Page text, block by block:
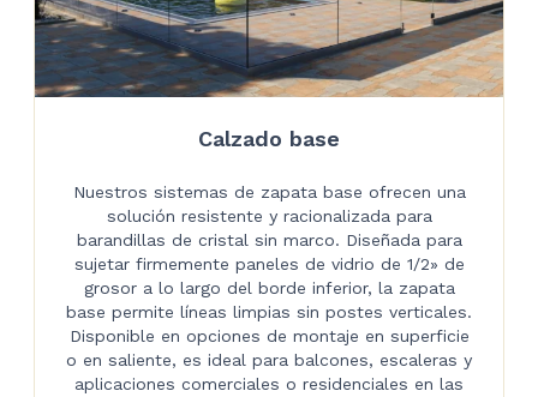
Calzado base
Nuestros sistemas de zapata base ofrecen una
solución resistente y racionalizada para
barandillas de cristal sin marco. Diseñada para
sujetar firmemente paneles de vidrio de 1/2» de
grosor a lo largo del borde inferior, la zapata
base permite líneas limpias sin postes verticales.
Disponible en opciones de montaje en superficie
o en saliente, es ideal para balcones, escaleras y
aplicaciones comerciales o residenciales en las